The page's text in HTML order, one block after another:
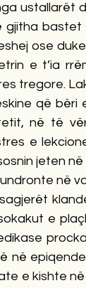
ustallarët
bastet
ose
e t’ia
tregore.
që bëri
në të
e
jeten
në
e
në
e kishte